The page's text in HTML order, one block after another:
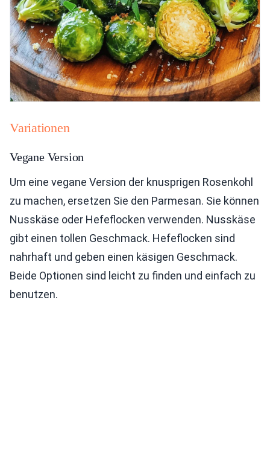
Variationen
Vegane Version
Um eine vegane Version der knusprigen Rosenkohl
zu machen, ersetzen Sie den Parmesan. Sie können
Nusskäse oder Hefeflocken verwenden. Nusskäse
gibt einen tollen Geschmack. Hefeflocken sind
nahrhaft und geben einen käsigen Geschmack.
Beide Optionen sind leicht zu finden und einfach zu
benutzen.